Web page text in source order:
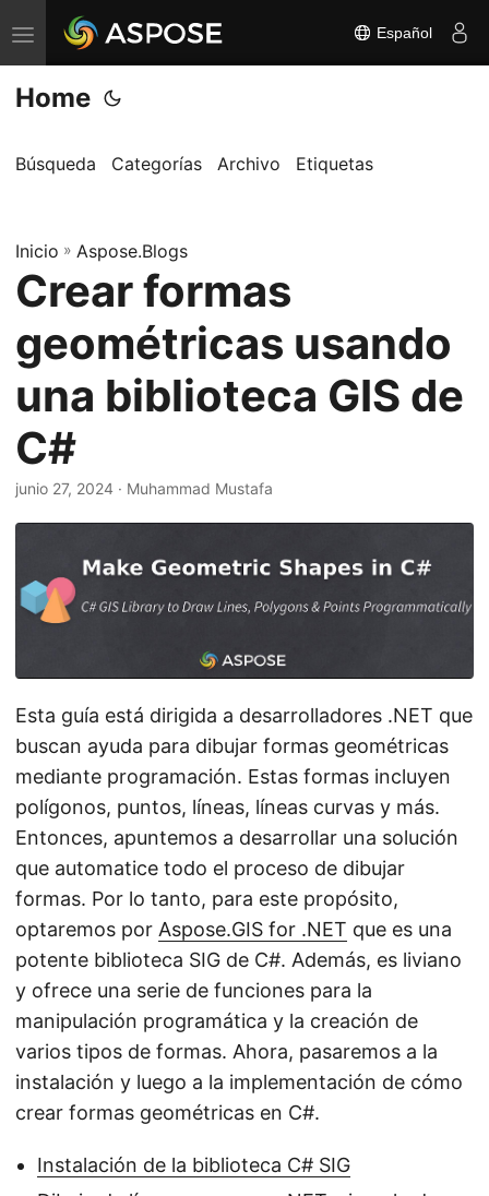
A
l
t
r
r
n
a
v
e
g
a
c
i
ó
Español
Home
Búsqueda Categorías Archivo Etiquetas
Inicio » Aspose.Blogs
Crear formas
geométricas usando
una biblioteca GIS de
C#
junio 27, 2024 · Muhammad Mustafa
Esta guía está dirigida a desarrolladores .NET que
buscan ayuda para dibujar formas geométricas
mediante programación. Estas formas incluyen
polígonos, puntos, líneas, líneas curvas y más.
Entonces, apuntemos a desarrollar una solución
que automatice todo el proceso de dibujar
formas. Por lo tanto, para este propósito,
optaremos por Aspose.GIS for .NET que es una
potente biblioteca SIG de C#. Además, es liviano
y ofrece una serie de funciones para la
manipulación programática y la creación de
varios tipos de formas. Ahora, pasaremos a la
instalación y luego a la implementación de cómo
crear formas geométricas en C#.
Instalación de la biblioteca C# SIG